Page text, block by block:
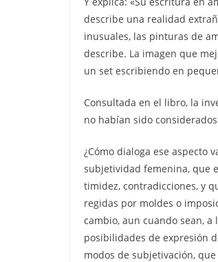
describe una realidad
inusuales, las pinturas de
describe. La imagen que
un set escribiendo en
Consultada en el libro, la
no habían sido
¿Cómo dialoga ese aspecto
subjetividad femenina, que
timidez, contradicciones, y
regidas por moldes o
cambio, aun cuando sean,
posibilidades de expresión
modos de subjetivación,